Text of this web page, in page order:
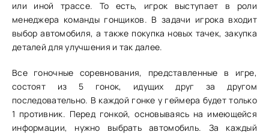
или иной трассе. То есть, игрок выступает в роли
менеджера команды гонщиков. В задачи игрока входит
выбор автомобиля, а также покупка новых тачек, закупка
деталей для улучшения и так далее.
Все гоночные соревнования, представленные в игре,
состоят из 5 гонок, идущих друг за другом
последовательно. В каждой гонке у геймера будет только
1 противник. Перед гонкой, основываясь на имеющейся
информации, нужно выбрать автомобиль. За каждый